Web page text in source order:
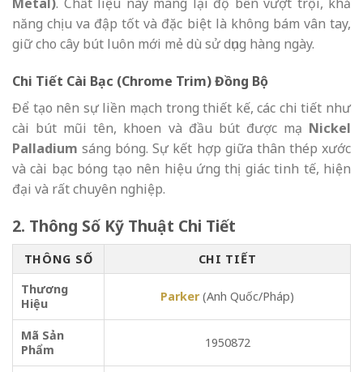
Metal). Chất liệu này mang lại độ bền vượt trội, khả
năng chịu va đập tốt và đặc biệt là không bám vân tay,
giữ cho cây bút luôn mới mẻ dù sử dụng hàng ngày.
Chi Tiết Cài Bạc (Chrome Trim) Đồng Bộ
Để tạo nên sự liền mạch trong thiết kế, các chi tiết như
cài bút mũi tên, khoen và đầu bút được mạ Nickel
Palladium sáng bóng. Sự kết hợp giữa thân thép xước
và cài bạc bóng tạo nên hiệu ứng thị giác tinh tế, hiện
đại và rất chuyên nghiệp.
2. Thông Số Kỹ Thuật Chi Tiết
THÔNG SỐ
CHI TIẾT
Thương
Hiệu
Parker(Anh Quốc/Pháp)
Mã Sản
Phẩm
1950872